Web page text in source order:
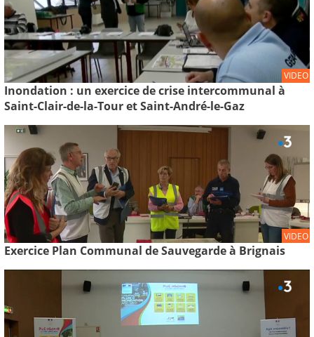
VIDEO
Inondation : un exercice de crise intercommunal à
Saint-Clair-de-la-Tour et Saint-André-le-Gaz
VIDEO
Exercice Plan Communal de Sauvegarde à Brignais